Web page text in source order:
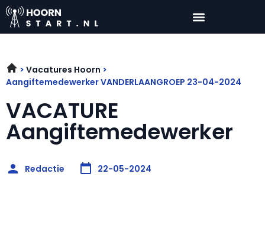
Vacatures Hoorn
Aangiftemedewerker VANDERLAANGROEP 23-04-2024
VACATURE
Aangiftemedewerker
Redactie 22-05-2024